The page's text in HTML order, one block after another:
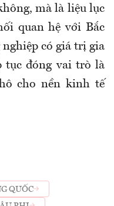
mà là liệu lục
quan hệ với Bắc
có giá trị gia
tục đóng vai trò là
cho nền kinh tế
QUỐC